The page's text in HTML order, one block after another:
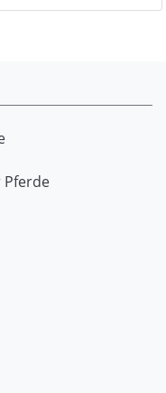
Pferde